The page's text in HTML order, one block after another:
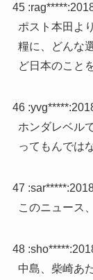
45 :rag*****:
ポスト本田よ
糧に、どんな
ど日本のこと
46 :yvg*****:
ホンダレベル
ってもんでは
47 :sar*****:
このニュース
48 :sho*****:
中島、柴崎あ